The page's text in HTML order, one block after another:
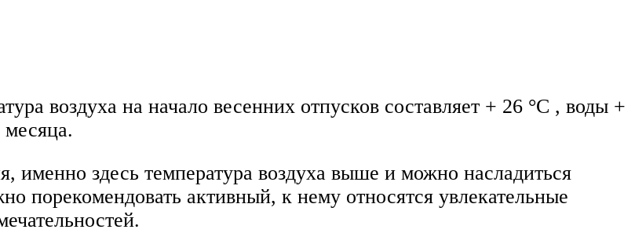
воздуха на начало весенних отпусков составляет + 26 °C , воды +
здесь температура воздуха выше и можно насладиться
порекомендовать активный, к нему относятся увлекательные